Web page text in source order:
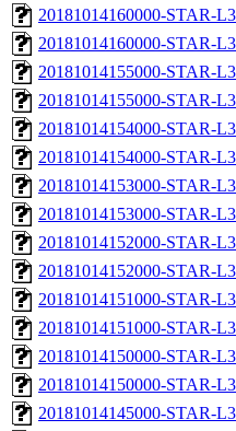
20181014160000-STAR-
20181014160000-STAR-
20181014155000-STAR-
20181014155000-STAR-
20181014154000-STAR-
20181014154000-STAR-
20181014153000-STAR-
20181014153000-STAR-
20181014152000-STAR-
20181014152000-STAR-
20181014151000-STAR-
20181014151000-STAR-
20181014150000-STAR-
20181014150000-STAR-
20181014145000-STAR-